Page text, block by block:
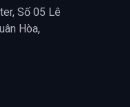
Số 05 Lê
Hòa,